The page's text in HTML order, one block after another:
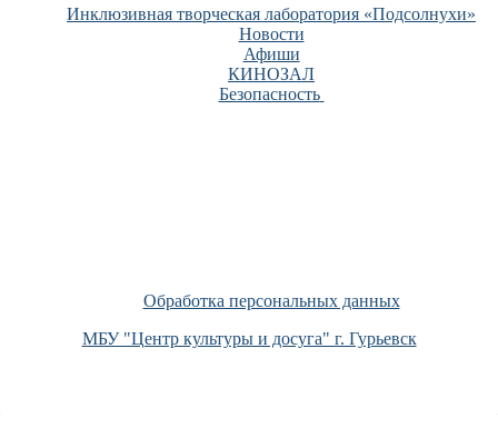
Инклюзивная творческая лаборатория «Подсолнухи»
Новости
Афиши
КИНОЗАЛ
Безопасность
Обработка персональных данных
МБУ "Центр культуры и досуга" г. Гурьевск